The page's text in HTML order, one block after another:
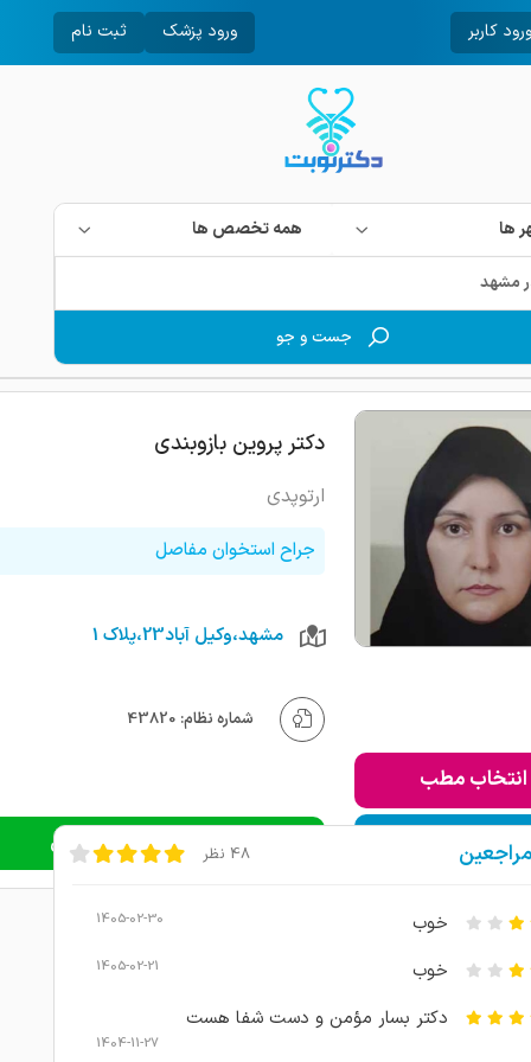
ورود کاربر ورود پزشک ثبت نام
ها همه تخصص ها
جست و جو
انتخاب مطب
به لیست من
دکتر پروین بازوبندی
ارتوپدی
جراح استخوان مفاصل
مشهد،وکیل آباد23،پلاک 1
شماره نظام: 43820
دریافت نوبت اینترنتی 48 نظر
خوب 1405-02-30
خوب 1405-02-21
دکتر بسار مؤمن و دست شفا هست
1404-11-27